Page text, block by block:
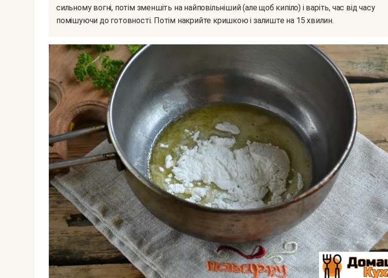
сильному вогні, потім зменшіть на найповільніший (але щоб кипіло) і варіть, час від часу
помішуючи до готовності. Потім накрийте кришкою і залиште на 15 хвилин.